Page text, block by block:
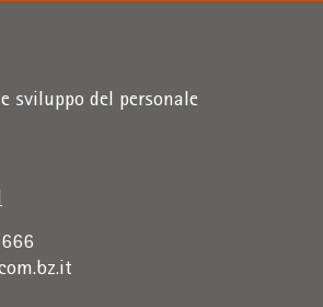
sviluppo del personale